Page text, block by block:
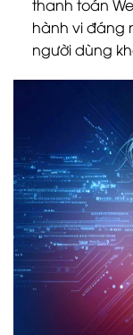
thanh toán
hành vi đáng
người dùng